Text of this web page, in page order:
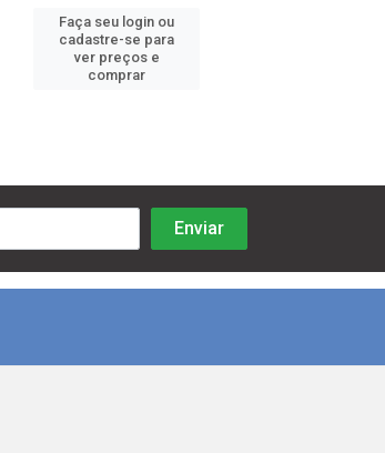
Faça seu login ou
cadastre-se para
ver preços e
comprar